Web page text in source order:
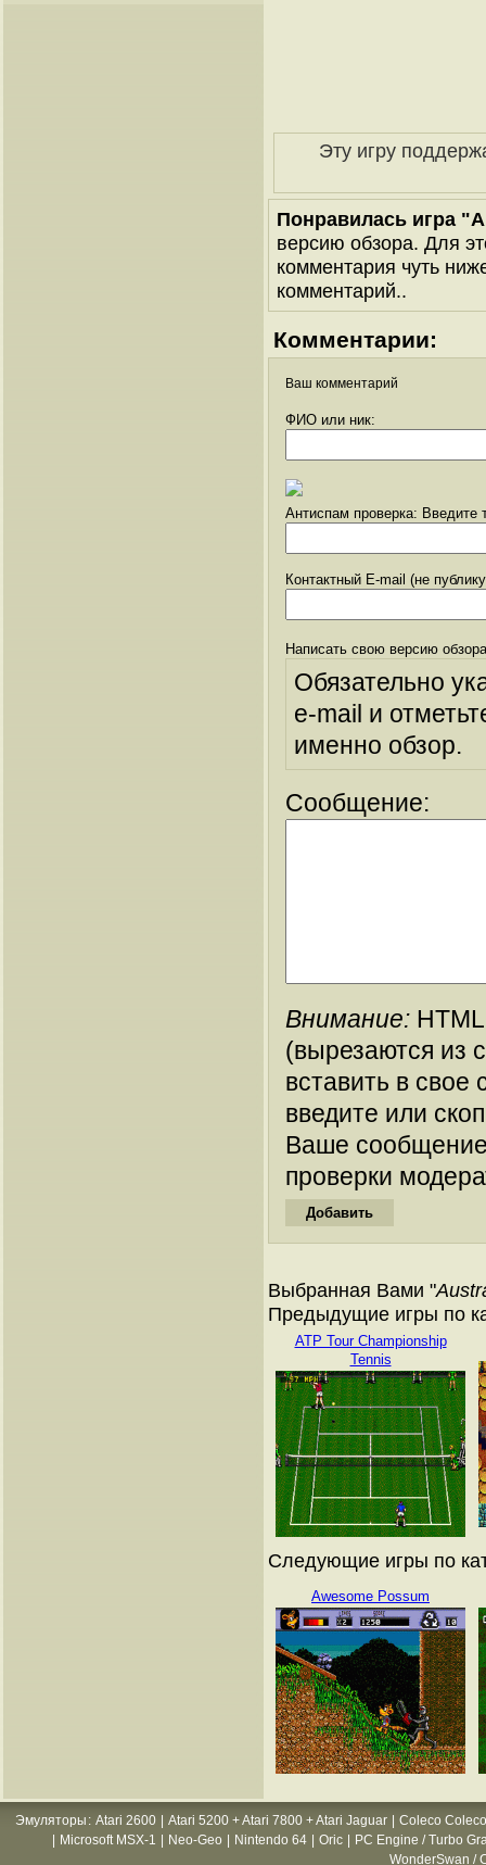
Эту игру
Понравилась игра
версию обзора. Для
комментария чуть
комментарий..
Комментарии:
Ваш комментарий
ФИО или ник:
Антиспам проверка: Введите
Контактный E-mail (не
Написать свою версию
Обязательно
e-mail и
именно обзор.
Сообщение:
Внимание:
(вырезаются из
вставить в
введите или
Ваше
проверки
Выбранная Вами "
Предыдущие игры по
ATP Tour Championship
Tennis
Следующие игры по
Awesome Possum
Эмуляторы : Atari 2600 Atari 5200 + Atari 7800 + Atari Jaguar
Coleco
Microsoft MSX-1 Neo-Geo Nintendo 64 Oric
PC Engine / Turbo
WonderSwan /